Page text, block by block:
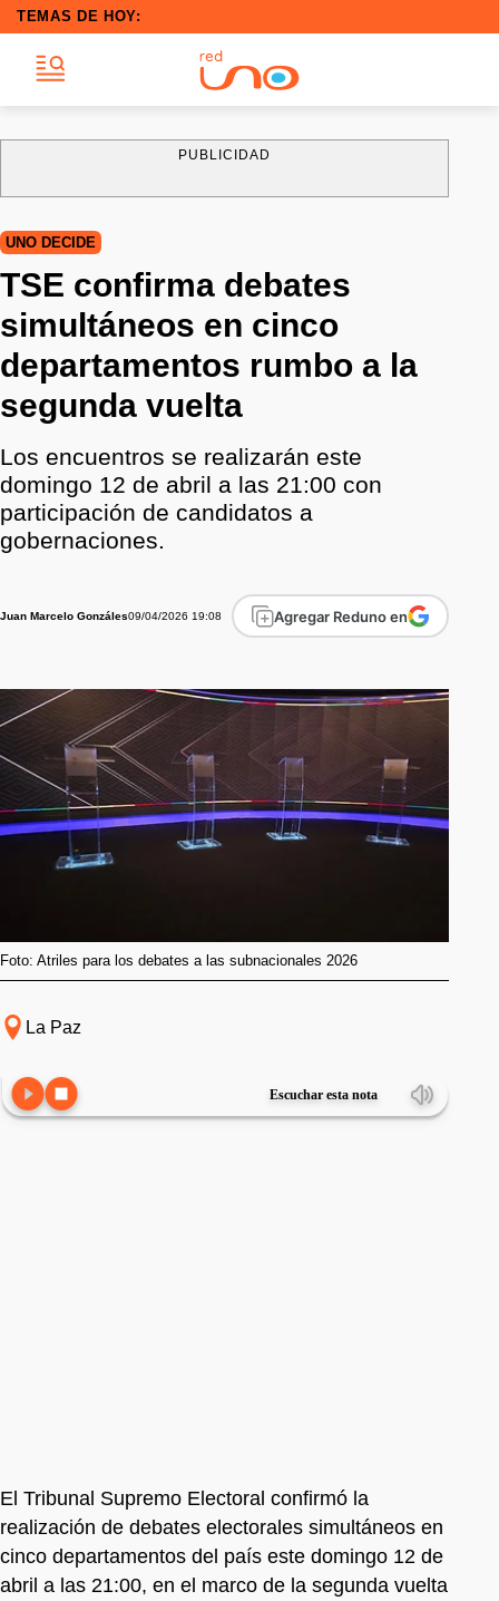
TEMAS DE HOY:
PUBLICIDAD
UNO DECIDE
TSE confirma debates
simultáneos en cinco
departamentos rumbo a la
segunda vuelta
Los encuentros se realizarán este
domingo 12 de abril a las 21:00 con
participación de candidatos a
gobernaciones.
Juan Marcelo Gonzáles09/04/2026 19:08 Agregar Reduno en
Foto: Atriles para los debates a las subnacionales 2026
La Paz
Escuchar esta nota
El Tribunal Supremo Electoral confirmó la
realización de debates electorales simultáneos en
cinco departamentos del país este domingo 12 de
abril a las 21:00, en el marco de la segunda vuelta